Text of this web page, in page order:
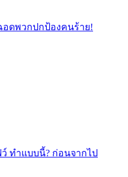
ดพวกปกป้องคนร้าย!
ว์ ทำแบบนี้? ก่อนจากไป